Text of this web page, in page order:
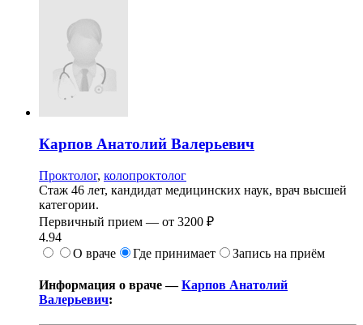
Карпов Анатолий Валерьевич
Проктолог, колопроктолог
Стаж 46 лет, кандидат медицинских наук, врач высшей
категории.
Первичный прием — от 3200 ₽
4.94
О враче
Где принимает Запись на приём
Информация о враче —Карпов Анатолий
Валерьевич: